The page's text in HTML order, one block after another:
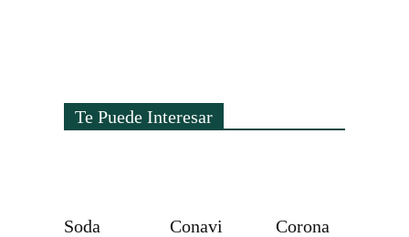
Te Puede Interesar
Soda Conavi Corona